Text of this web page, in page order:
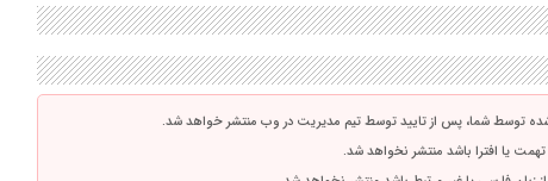
توسط شما، پس از تایید توسط تیم مدیریت در وب منتشر خواهد شد.
یا افترا باشد منتشر نخواهد شد.